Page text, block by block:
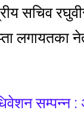
सचिव
लगायतका
सम्पन्न :